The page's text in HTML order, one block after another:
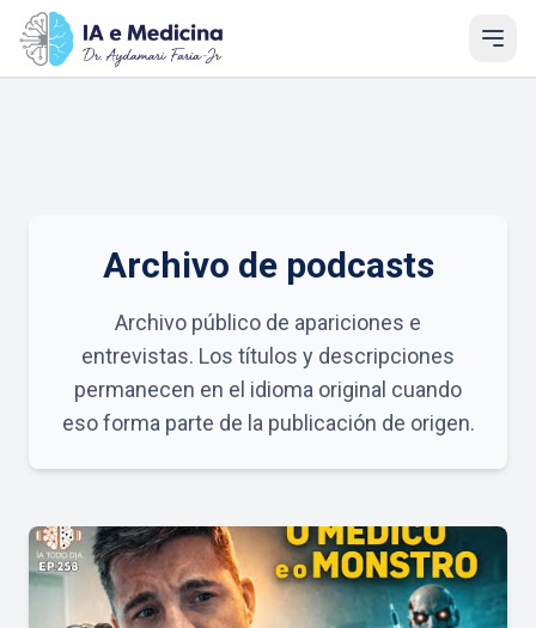
Archivo de podcasts
Archivo público de apariciones e
entrevistas. Los títulos y descripciones
permanecen en el idioma original cuando
eso forma parte de la publicación de origen.